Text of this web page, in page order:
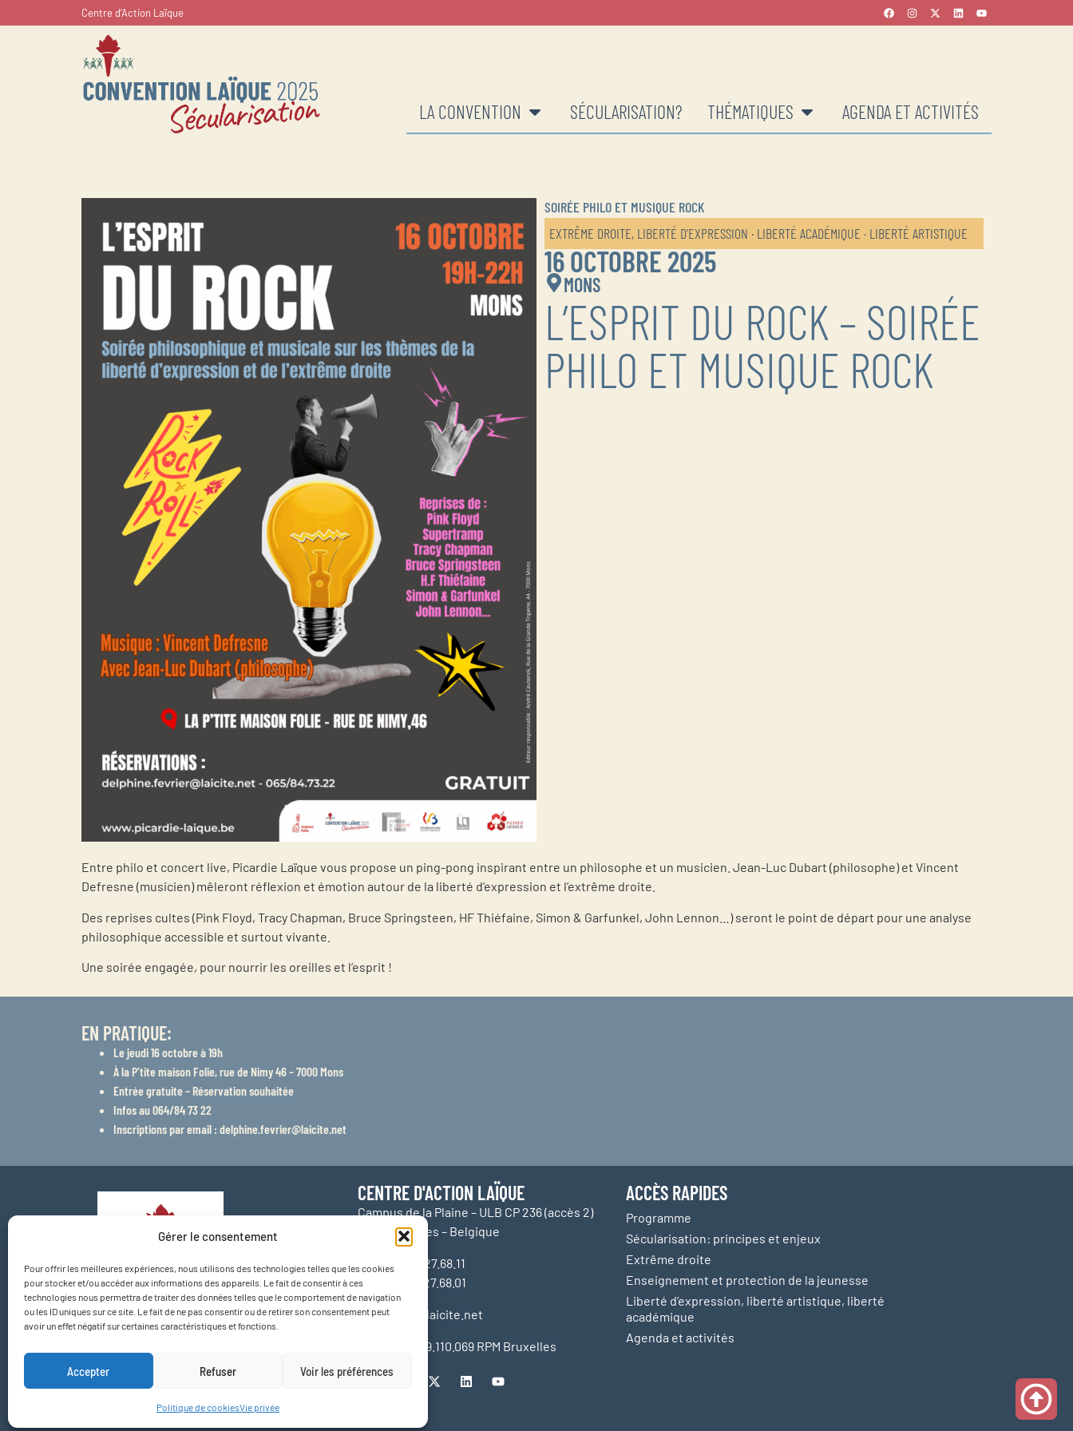
Gérer le consentement
Pour offrir les meilleures expériences, nous utilisons des technologies telles que les cookies
pour stocker et/ou accéder aux informations des appareils. Le fait de consentir à ces
technologies nous permettra de traiter des données telles que le comportement de navigation
ou les ID uniques sur ce site. Le fait de ne pas consentir ou de retirer son consentement peut
avoir un effet négatif sur certaines caractéristiques et fonctions.
Accepter Refuser Voir les préférences
Politique de cookiesVie privée
Centre d’Action Laïque
LA CONVENTION SÉCULARISATION? THÉMATIQUES AGENDA ET ACTIVITÉS
SOIRÉE PHILO ET MUSIQUE ROCK
EXTRÊME DROITE, LIBERTÉ D'EXPRESSION · LIBERTÉ ACADÉMIQUE · LIBERTÉ ARTISTIQUE
16 OCTOBRE 2025
MONS
L’ESPRIT DU ROCK – SOIRÉE
PHILO ET MUSIQUE ROCK
Entre philo et concert live, Picardie Laïque vous propose un ping-pong inspirant entre un philosophe et un musicien. Jean-Luc Dubart (philosophe) et Vincent
Defresne (musicien) mêleront réflexion et émotion autour de la liberté d’expression et l’extrême droite.
Des reprises cultes (Pink Floyd, Tracy Chapman, Bruce Springsteen, HF Thiéfaine, Simon & Garfunkel, John Lennon…) seront le point de départ pour une analyse
philosophique accessible et surtout vivante.
Une soirée engagée, pour nourrir les oreilles et l’esprit !
EN PRATIQUE:
Le jeudi 16 octobre à 19h
À la P’tite maison Folie, rue de Nimy 46 – 7000 Mons
Entrée gratuite – Réservation souhaitée
Infos au 064/84 73 22
Inscriptions par email : delphine.fevrier@laicite.net
CENTRE D'ACTION LAÏQUE
Campus de la Plaine – ULB CP 236 (accès 2)
1050 Bruxelles – Belgique
Tél.: +32.2.627.68.11
Fax: +32.2.627.68.01
E-mail: cal@laicite.net
TVA: BE 0409.110.069 RPM Bruxelles
ACCÈS RAPIDES
Programme
Sécularisation: principes et enjeux
Extrême droite
Enseignement et protection de la jeunesse
Liberté d’expression, liberté artistique, liberté
académique
Agenda et activités